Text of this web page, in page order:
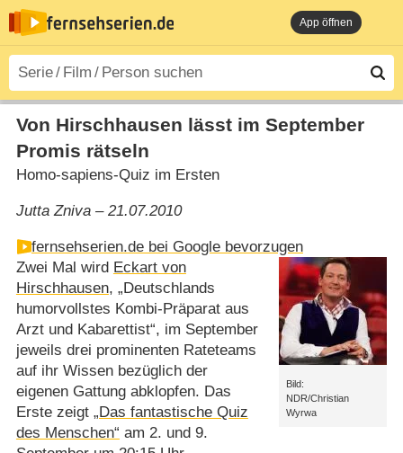
App öffnen
Von Hirschhausen lässt im September
Promis rätseln
Homo-sapiens-Quiz im Ersten
Jutta Zniva – 21.07.2010
fernsehserien.de bei Google bevorzugen
Bild:
NDR/Christian
Wyrwa
Zwei Mal wird Eckart von
Hirschhausen, „Deutschlands
humorvollstes Kombi-Präparat aus
Arzt und Kabarettist“, im September
jeweils drei prominenten Rateteams
auf ihr Wissen bezüglich der
eigenen Gattung abklopfen. Das
Erste zeigt „Das fantastische Quiz
des Menschen“ am 2. und 9.